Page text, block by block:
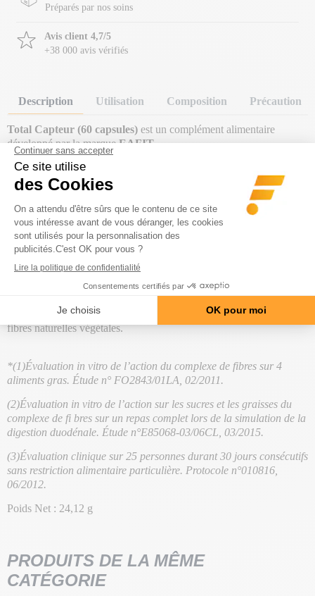
Préparés par nos soins
Avis client 4,7/5
+38 000 avis vérifiés
Description Utilisation Composition Précaution
Total Capteur (60 capsules) est un complément alimentaire
développé par la marqueEAFIT.
Ce produit a été spécialement conçu pour t'accompagner dans ta
perte de poids, en offrant
. Il est formulé à
partir de fibres 100% naturelles provenant de l'avoine, de la carotte
et de la pomme.
Sans colorants ni conservateurs, ce brûleur de graisses 5 en 1
capture les graisses, les sucres et les calories, tout en réduisant les
sensations de faim et l'envie de grignoter.
Le principal avantage de cette formule est d'être sans caféine !
Ce produit est également adapté aux végétariens, 100% issu de
fibres naturelles végétales.
*(1)Évaluation in vitro de l’action du complexe de fibres sur 4
aliments gras. Étude n° FO2843/01LA, 02/2011.
(2)Évaluation in vitro de l’action sur les sucres et les graisses du
complexe de fi bres sur un repas complet lors de la simulation de la
digestion duodénale. Étude n°E85068-03/06CL, 03/2015.
(3)Évaluation clinique sur 25 personnes durant 30 jours consécutifs
sans restriction alimentaire particulière. Protocole n°010816,
06/2012.
Poids Net : 24,12 g
PRODUITS DE LA MÊME
CATÉGORIE